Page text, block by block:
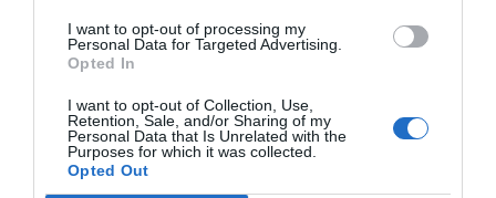
I want to opt-out of processing my
Personal Data for Targeted Advertising.
Opted In
I want to opt-out of Collection, Use,
Retention, Sale, and/or Sharing of my
Personal Data that Is Unrelated with the
Purposes for which it was collected.
Opted Out